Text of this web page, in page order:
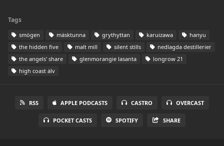
Tags
smögen mäsktunna grythyttan karuizawa
hanyu
the hidden five
malt mill silent stills
nedlagda destillerier
the angels' share
glenmorangie lasanta
longrow 21
high coast älv
RSS APPLE PODCASTS CASTRO OVERCAST
POCKET CASTS SPOTIFY SHARE